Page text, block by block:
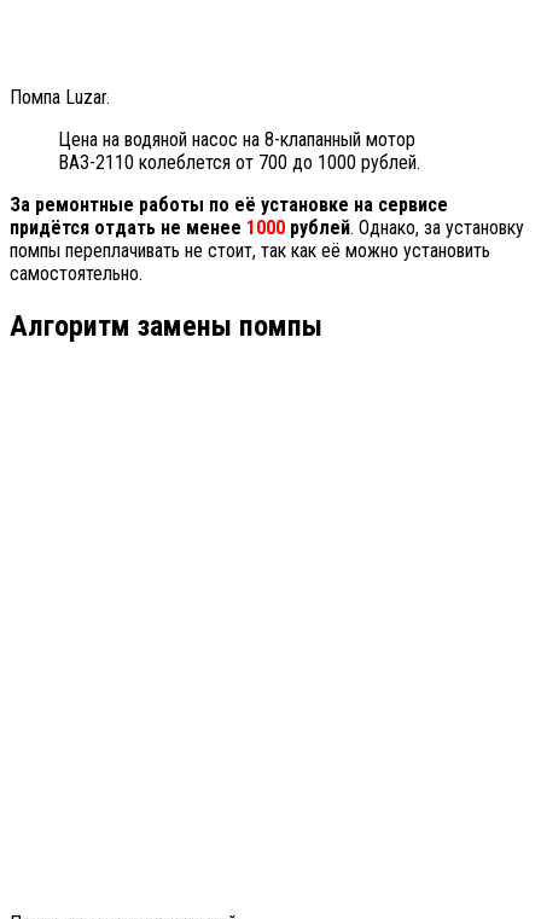
Помпа Luzar.
Цена на водяной насос на 8-клапанный мотор
ВАЗ-2110 колеблется от 700 до 1000 рублей.
За ремонтные работы по её установке на сервисе
придётся отдать не менее 1000 рублей. Однако, за установку
помпы переплачивать не стоит, так как её можно установить
самостоятельно.
Алгоритм замены помпы